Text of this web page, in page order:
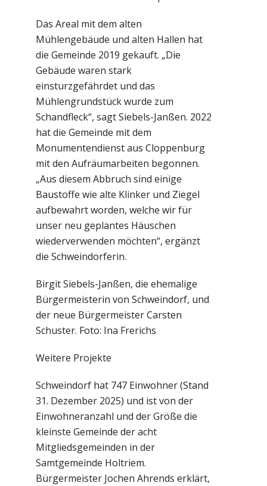
Das Areal mit dem alten
Mühlengebäude und alten Hallen hat
die Gemeinde 2019 gekauft. „Die
Gebäude waren stark
einsturzgefährdet und das
Mühlengrundstück wurde zum
Schandfleck“, sagt Siebels-Janßen. 2022
hat die Gemeinde mit dem
Monumentendienst aus Cloppenburg
mit den Aufräumarbeiten begonnen.
„Aus diesem Abbruch sind einige
Baustoffe wie alte Klinker und Ziegel
aufbewahrt worden, welche wir für
unser neu geplantes Häuschen
wiederverwenden möchten“, ergänzt
die Schweindorferin.
Birgit Siebels-Janßen, die ehemalige
Bürgermeisterin von Schweindorf, und
der neue Bürgermeister Carsten
Schuster. Foto: Ina Frerichs
Weitere Projekte
Schweindorf hat 747 Einwohner (Stand
31. Dezember 2025) und ist von der
Einwohneranzahl und der Größe die
kleinste Gemeinde der acht
Mitgliedsgemeinden in der
Samtgemeinde Holtriem.
Bürgermeister Jochen Ahrends erklärt,